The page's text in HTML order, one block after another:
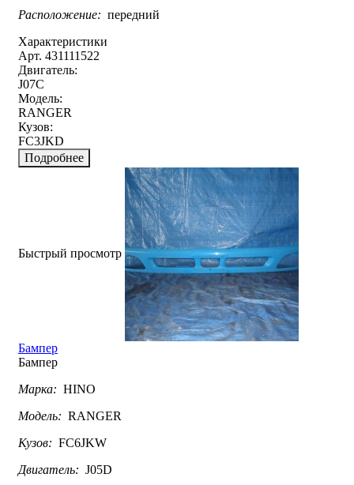
Расположение: передний
Характеристики
Арт. 431111522
Двигатель:
J07C
Модель:
RANGER
Кузов:
FC3JKD
Подробнее
Быстрый просмотр
Бампер
Бампер
Марка: HINO
Модель: RANGER
Кузов: FC6JKW
Двигатель: J05D